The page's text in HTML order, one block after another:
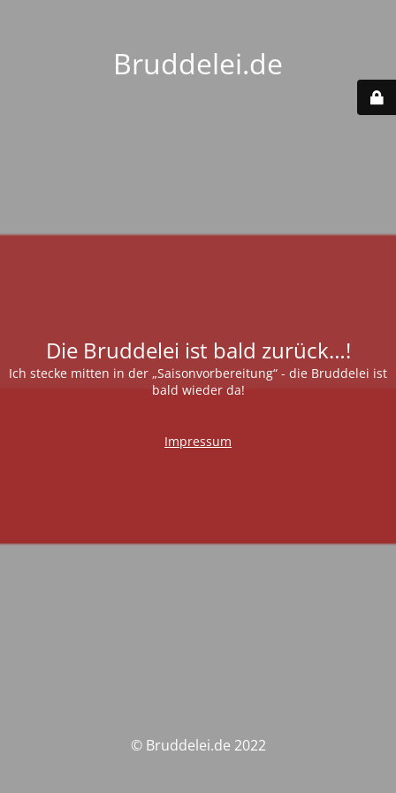
Bruddelei.de
Die Bruddelei ist bald zurück…!
Ich stecke mitten in der „Saisonvorbereitung“ - die Bruddelei ist
bald wieder da!
Impressum
© Bruddelei.de 2022